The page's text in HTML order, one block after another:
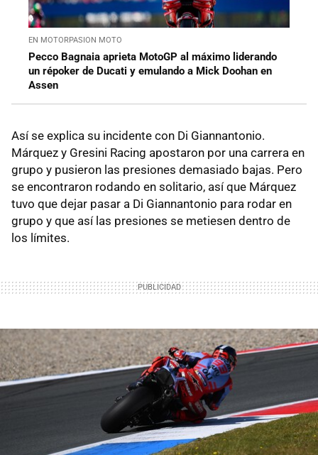
EN MOTORPASION MOTO
Pecco Bagnaia aprieta MotoGP al máximo liderando
un répoker de Ducati y emulando a Mick Doohan en
Assen
Así se explica su incidente con Di Giannantonio.
Márquez y Gresini Racing apostaron por una carrera en
grupo y pusieron las presiones demasiado bajas. Pero
se encontraron rodando en solitario, así que Márquez
tuvo que dejar pasar a Di Giannantonio para rodar en
grupo y que así las presiones se metiesen dentro de
los límites.